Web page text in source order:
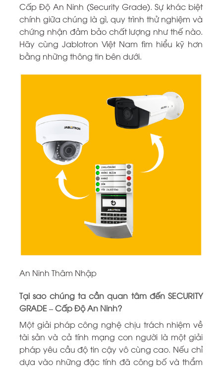
Cấp Độ An Ninh (Security Grade). Sự khác biệt
chính giữa chúng là gì, quy trình thử nghiệm và
chứng nhận đảm bảo chất lượng như thế nào.
Hãy cùng Jablotron Việt Nam tìm hiểu kỹ hơn
bằng những thông tin bên dưới.
An Ninh Thâm Nhập
Tại sao chúng ta cần quan tâm đến SECURITY
GRADE – Cấp Độ An Ninh?
Một giải pháp công nghệ chịu trách nhiệm về
tài sản và cả tính mạng con người là một giải
pháp yêu cầu độ tin cậy vô cùng cao. Nếu chỉ
dựa vào những đặc tính đã công bố và thẩm